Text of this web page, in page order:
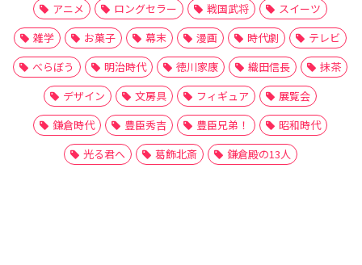
アニメ
ロングセラー 戦国武将
スイーツ
雑学
お菓子 幕末 漫画 時代劇
テレビ
べらぼう
明治時代 徳川家康 織田信長
抹茶
デザイン
文房具 フィギュア
展覧会
鎌倉時代
豊臣秀吉 豊臣兄弟！
昭和時代
光る君へ
葛飾北斎 鎌倉殿の13人